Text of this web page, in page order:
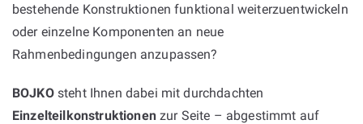
bestehende Konstruktionen funktional weiterzuentwickeln
oder einzelne Komponenten an neue
Rahmenbedingungen anzupassen?
BOJKOsteht Ihnen dabei mit durchdachten
Einzelteilkonstruktionenzur Seite – abgestimmt auf